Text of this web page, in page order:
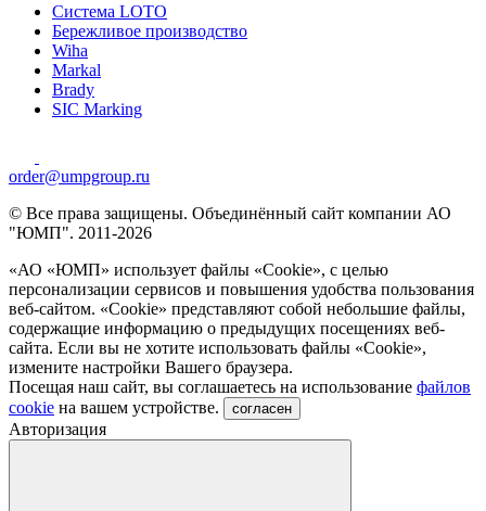
Система LOTO
Бережливое производство
Wiha
Markal
Brady
SIC Marking
order@umpgroup.ru
© Все права защищены. Объединённый сайт компании АО
"ЮМП". 2011-2026
«АО «ЮМП» использует файлы «Сookie», с целью
персонализации сервисов и повышения удобства пользования
веб-сайтом. «Cookie» представляют собой небольшие файлы,
содержащие информацию о предыдущих посещениях веб-
сайта. Если вы не хотите использовать файлы «Сookie»,
измените настройки Вашего браузера.
Посещая наш сайт, вы соглашаетесь на использование файлов
cookie на вашем устройстве. согласен
Авторизация